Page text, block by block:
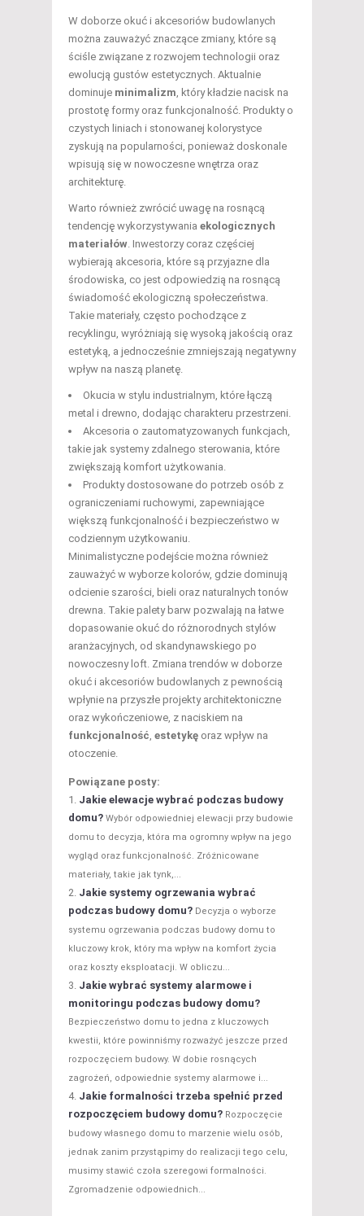
W doborze okuć i akcesoriów budowlanych
można zauważyć znaczące zmiany, które są
ściśle związane z rozwojem technologii oraz
ewolucją gustów estetycznych. Aktualnie
dominuje minimalizm , który kładzie nacisk na
prostotę formy oraz funkcjonalność. Produkty o
czystych liniach i stonowanej kolorystyce
zyskują na popularności, ponieważ doskonale
wpisują się w nowoczesne wnętrza oraz
architekturę.
Warto również zwrócić uwagę na rosnącą
tendencję wykorzystywania ekologicznych
materiałów . Inwestorzy coraz częściej
wybierają akcesoria, które są przyjazne dla
środowiska, co jest odpowiedzią na rosnącą
świadomość ekologiczną społeczeństwa.
Takie materiały, często pochodzące z
recyklingu, wyróżniają się wysoką jakością oraz
estetyką, a jednocześnie zmniejszają negatywny
wpływ na naszą planetę.
Okucia w stylu industrialnym, które łączą
metal i drewno, dodając charakteru przestrzeni.
Akcesoria o zautomatyzowanych funkcjach,
takie jak systemy zdalnego sterowania, które
zwiększają komfort użytkowania.
Produkty dostosowane do potrzeb osób z
ograniczeniami ruchowymi, zapewniające
większą funkcjonalność i bezpieczeństwo w
codziennym użytkowaniu.
Minimalistyczne podejście można również
zauważyć w wyborze kolorów, gdzie dominują
odcienie szarości, bieli oraz naturalnych tonów
drewna. Takie palety barw pozwalają na łatwe
dopasowanie okuć do różnorodnych stylów
aranżacyjnych, od skandynawskiego po
nowoczesny loft. Zmiana trendów w doborze
okuć i akcesoriów budowlanych z pewnością
wpłynie na przyszłe projekty architektoniczne
oraz wykończeniowe, z naciskiem na
funkcjonalność estetykę oraz wpływ na
otoczenie.
Powiązane posty:
Jakie elewacje wybrać podczas budowy
domu? Wybór odpowiedniej elewacji przy budowie
domu to decyzja, która ma ogromny wpływ na jego
wygląd oraz funkcjonalność. Zróżnicowane
materiały, takie jak tynk,...
Jakie systemy ogrzewania wybrać
podczas budowy domu? Decyzja o wyborze
systemu ogrzewania podczas budowy domu to
kluczowy krok, który ma wpływ na komfort życia
oraz koszty eksploatacji. W obliczu...
Jakie wybrać systemy alarmowe i
monitoringu podczas budowy domu?
Bezpieczeństwo domu to jedna z kluczowych
kwestii, które powinniśmy rozważyć jeszcze przed
rozpoczęciem budowy. W dobie rosnących
zagrożeń, odpowiednie systemy alarmowe i...
Jakie formalności trzeba spełnić przed
rozpoczęciem budowy domu? Rozpoczęcie
budowy własnego domu to marzenie wielu osób,
jednak zanim przystąpimy do realizacji tego celu,
musimy stawić czoła szeregowi formalności.
Zgromadzenie odpowiednich...